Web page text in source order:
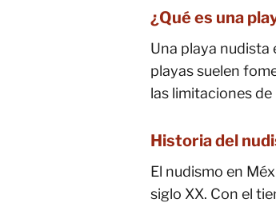
¿Qué es una
Una playa nudista
playas suelen
las limitaciones
Historia del
El nudismo en
siglo XX. Con el